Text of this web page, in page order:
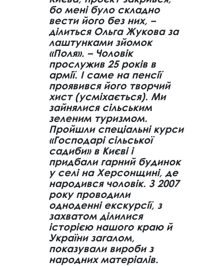
бо мені було складно
вести його без них, –
ділиться Ольга Жукова за
лаштунками зйомок
«Поля». – Чоловік
прослужив 25 років в
армії. І саме на пенсії
проявився його творчий
хист (усміхається). Ми
зайнялися сільським
зеленим туризмом.
Пройшли спеціальні курси
«Господарі сільської
садиби» в Києві і
придбали гарний будинок
у селі на Херсонщині, де
народився чоловік. З 2007
року проводили
одноденні екскурсії, з
захватом ділилися
історією нашого краю й
України загалом,
показували вироби з
народних матеріалів.